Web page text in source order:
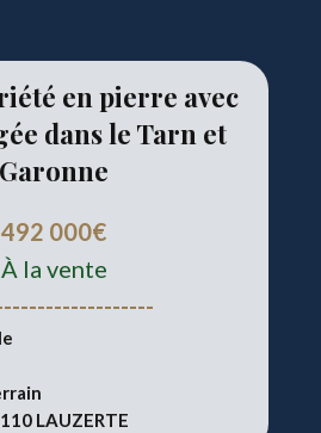
en pierre avec
dans le Tarn et
Garonne
492 000€
À la vente
LAUZERTE